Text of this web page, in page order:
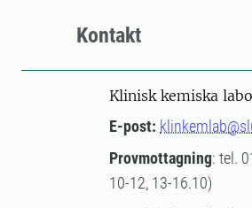
Kontakt
Klinisk kemiska
E-post:
Provmottagning: tel.
10-12, 13-16.10)